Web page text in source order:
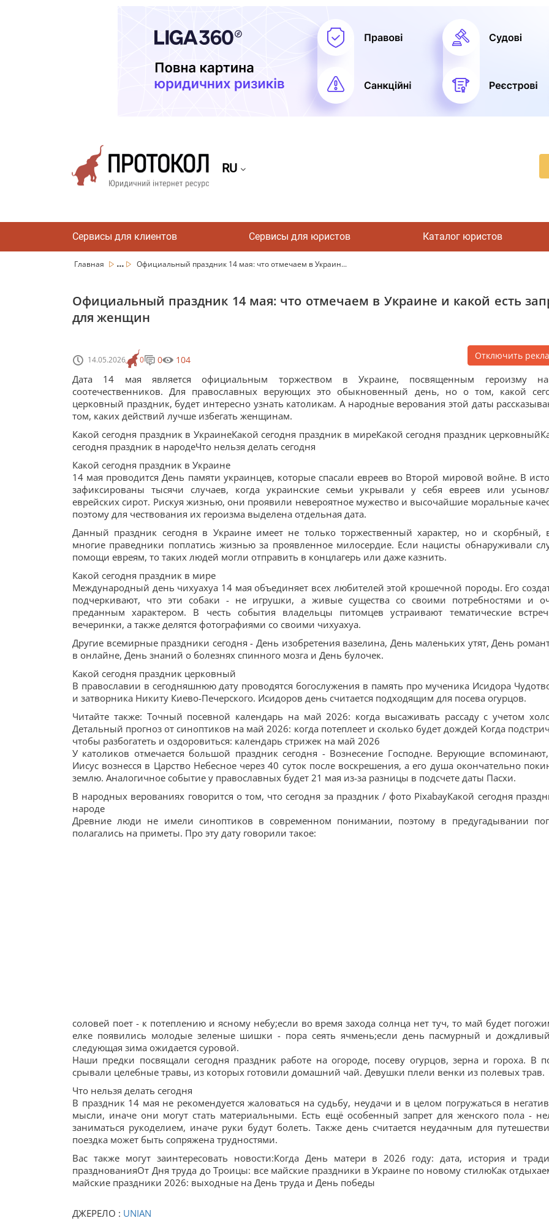
RU
Сервисы для клиентов Сервисы для юристов Каталог юристов
Главная ... Официальный праздник 14 мая: что отмечаем в Украин...
Официальный праздник 14 мая: что отмечаем в Украине и какой есть
для женщин
14.05.2026 0 0 104 Отключить
Дата 14 мая является официальным торжеством в Украине, посвященным героизму
соотечественников. Для православных верующих это обыкновенный день, но о том, какой
церковный праздник, будет интересно узнать католикам. А народные верования этой даты
том, каких действий лучше избегать женщинам.
Какой сегодня праздник в УкраинеКакой сегодня праздник в миреКакой сегодня праздник
сегодня праздник в народеЧто нельзя делать сегодня
Какой сегодня праздник в Украине
14 мая проводится День памяти украинцев, которые спасали евреев во Второй мировой войне. В
зафиксированы тысячи случаев, когда украинские семьи укрывали у себя евреев или
еврейских сирот. Рискуя жизнью, они проявили невероятное мужество и высочайшие моральные
поэтому для чествования их героизма выделена отдельная дата.
Данный праздник сегодня в Украине имеет не только торжественный характер, но и скорбный,
многие праведники поплатись жизнью за проявленное милосердие. Если нацисты обнаруживали
помощи евреям, то таких людей могли отправить в концлагерь или даже казнить.
Какой сегодня праздник в мире
Международный день чихуахуа 14 мая объединяет всех любителей этой крошечной породы. Его
подчеркивают, что эти собаки - не игрушки, а живые существа со своими потребностями и
преданным характером. В честь события владельцы питомцев устраивают тематические
вечеринки, а также делятся фотографиями со своими чихуахуа.
Другие всемирные праздники сегодня - День изобретения вазелина, День маленьких утят, День
в онлайне, День знаний о болезнях спинного мозга и День булочек.
Какой сегодня праздник церковный
В православии в сегодняшнюю дату проводятся богослужения в память про мученика Исидора
и затворника Никиту Киево-Печерского. Исидоров день считается подходящим для посева огурцов.
Читайте также: Точный посевной календарь на май 2026: когда высаживать рассаду с учетом
Детальный прогноз от синоптиков на май 2026: когда потеплеет и сколько будет дождей Когда
чтобы разбогатеть и оздоровиться: календарь стрижек на май 2026
У католиков отмечается большой праздник сегодня - Вознесение Господне. Верующие
Иисус вознесся в Царство Небесное через 40 суток после воскрешения, а его душа окончательно
землю. Аналогичное событие у православных будет 21 мая из-за разницы в подсчете даты Пасхи.
В народных верованиях говорится о том, что сегодня за праздник / фото PixabayКакой сегодня
народе
Древние люди не имели синоптиков в современном понимании, поэтому в предугадывании
полагались на приметы. Про эту дату говорили такое:
соловей поет - к потеплению и ясному небу;если во время захода солнца нет туч, то май будет
елке появились молодые зеленые шишки - пора сеять ячмень;если день пасмурный и
следующая зима ожидается суровой.
Наши предки посвящали сегодня праздник работе на огороде, посеву огурцов, зерна и гороха. В
срывали целебные травы, из которых готовили домашний чай. Девушки плели венки из полевых трав.
Что нельзя делать сегодня
В праздник 14 мая не рекомендуется жаловаться на судьбу, неудачи и в целом погружаться в
мысли, иначе они могут стать материальными. Есть ещё особенный запрет для женского пола -
заниматься рукоделием, иначе руки будут болеть. Также день считается неудачным для
поездка может быть сопряжена трудностями.
Вас также могут заинтересовать новости:Когда День матери в 2026 году: дата, история и
празднованияОт Дня труда до Троицы: все майские праздники в Украине по новому стилюКак
майские праздники 2026: выходные на День труда и День победы
ДЖЕРЕЛО : UNIAN